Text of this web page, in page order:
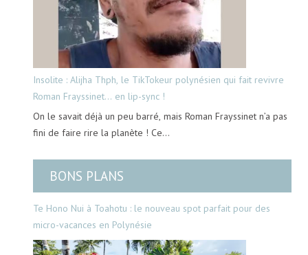
Insolite : Alijha Thph, le TikTokeur polynésien qui fait revivre
Roman Frayssinet… en lip-sync !
On le savait déjà un peu barré, mais Roman Frayssinet n’a pas
fini de faire rire la planète ! Ce…
BONS PLANS
Te Hono Nui à Toahotu : le nouveau spot parfait pour des
micro-vacances en Polynésie